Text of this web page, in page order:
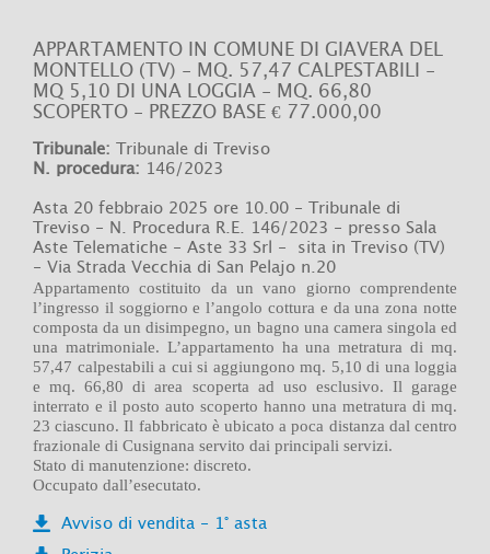
APPARTAMENTO IN COMUNE DI GIAVERA DEL
MONTELLO (TV) - MQ. 57,47 CALPESTABILI -
MQ 5,10 DI UNA LOGGIA - MQ. 66,80
SCOPERTO - PREZZO BASE € 77.000,00
Tribunale: Tribunale di Treviso
N. procedura: 146/2023
Asta 20 febbraio 2025 ore 10.00 - Tribunale di
Treviso - N. Procedura R.E. 146/2023 - presso Sala
Aste Telematiche - Aste 33 Srl - sita in Treviso (TV)
- Via Strada Vecchia di San Pelajo n.20
Appartamento costituito da un vano giorno comprendente
l’ingresso il soggiorno e l’angolo cottura e da una zona notte
composta da un disimpegno, un bagno una camera singola ed
una matrimoniale. L’appartamento ha una metratura di mq.
57,47 calpestabili a cui si aggiungono mq. 5,10 di una loggia
e mq. 66,80 di area scoperta ad uso esclusivo. Il garage
interrato e il posto auto scoperto hanno una metratura di mq.
23 ciascuno. Il fabbricato è ubicato a poca distanza dal centro
frazionale di Cusignana servito dai principali servizi.
Stato di manutenzione: discreto.
Occupato dall’esecutato.
Avviso di vendita - 1° asta